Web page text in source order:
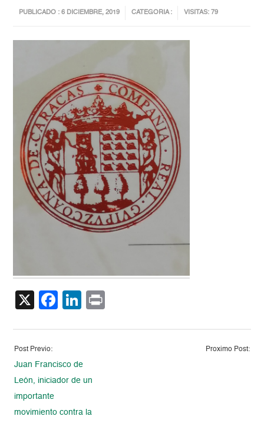
PUBLICADO : 6 DICIEMBRE, 2019 CATEGORIA : VISITAS: 79
X Facebook
LinkedIn
Post Previo:
Juan Francisco de
León, iniciador de un
importante
movimiento contra la
Proximo Post: